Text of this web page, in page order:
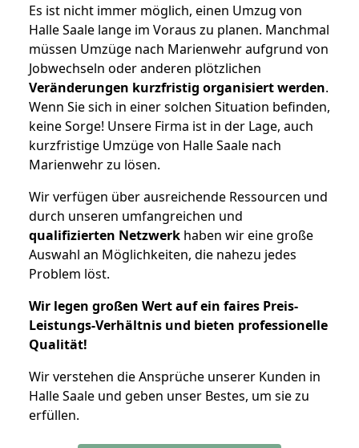
Es ist nicht immer möglich, einen Umzug von
Halle Saale lange im Voraus zu planen. Manchmal
müssen Umzüge nach Marienwehr aufgrund von
Jobwechseln oder anderen plötzlichen
Veränderungen kurzfristig organisiert werden.
Wenn Sie sich in einer solchen Situation befinden,
keine Sorge! Unsere Firma ist in der Lage, auch
kurzfristige Umzüge von Halle Saale nach
Marienwehr zu lösen.
Wir verfügen über ausreichende Ressourcen und
durch unseren umfangreichen und
qualifizierten Netzwerk haben wir eine große
Auswahl an Möglichkeiten, die nahezu jedes
Problem löst.
Wir legen großen Wert auf ein faires Preis-
Leistungs-Verhältnis und bieten professionelle
Qualität!
Wir verstehen die Ansprüche unserer Kunden in
Halle Saale und geben unser Bestes, um sie zu
erfüllen.